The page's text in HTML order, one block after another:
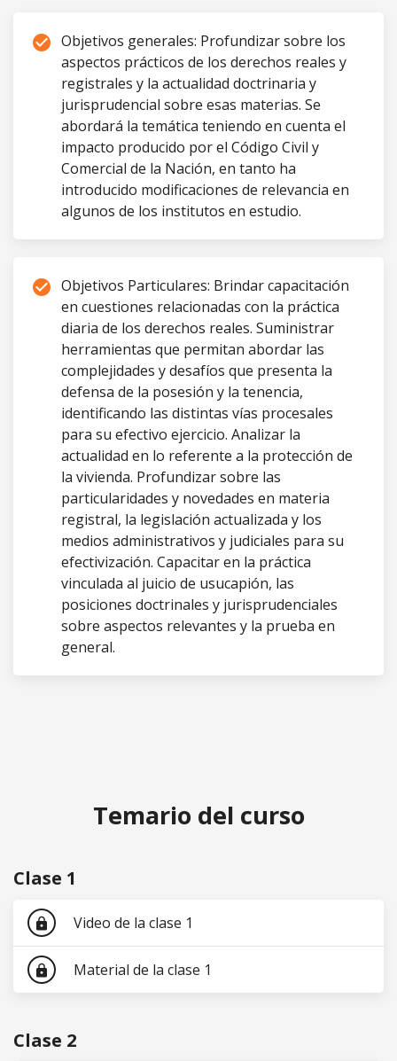
check_circle Objetivos generales: Profundizar sobre los
aspectos prácticos de los derechos reales y
registrales y la actualidad doctrinaria y
jurisprudencial sobre esas materias. Se
abordará la temática teniendo en cuenta el
impacto producido por el Código Civil y
Comercial de la Nación, en tanto ha
introducido modificaciones de relevancia en
algunos de los institutos en estudio.
check_circle Objetivos Particulares: Brindar capacitación
en cuestiones relacionadas con la práctica
diaria de los derechos reales. Suministrar
herramientas que permitan abordar las
complejidades y desafíos que presenta la
defensa de la posesión y la tenencia,
identificando las distintas vías procesales
para su efectivo ejercicio. Analizar la
actualidad en lo referente a la protección de
la vivienda. Profundizar sobre las
particularidades y novedades en materia
registral, la legislación actualizada y los
medios administrativos y judiciales para su
efectivización. Capacitar en la práctica
vinculada al juicio de usucapión, las
posiciones doctrinales y jurisprudenciales
sobre aspectos relevantes y la prueba en
general.
Temario del curso
Clase 1
lock Video de la clase 1
lock Material de la clase 1
Clase 2